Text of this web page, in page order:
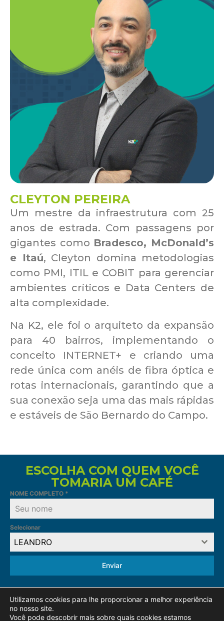
CLEYTON PEREIRA
Um mestre da infraestrutura com 25
anos de estrada. Com passagens por
gigantes como Bradesco, McDonald’s
e Itaú, Cleyton domina metodologias
como PMI, ITIL e COBIT para gerenciar
ambientes críticos e Data Centers de
alta complexidade.
Na K2, ele foi o arquiteto da expansão
para 40 bairros, implementando o
conceito INTERNET+ e criando uma
rede única com anéis de fibra óptica e
rotas internacionais, garantindo que a
sua conexão seja uma das mais rápidas
e estáveis de São Bernardo do Campo.
ESCOLHA COM QUEM VOCÊ
TOMARIA UM CAFÉ
NOME COMPLETO *
Selecionar
LEANDRO
Enviar
Utilizamos cookies para lhe proporcionar a melhor experiência
no nosso site.
Você pode descobrir mais sobre quais cookies estamos